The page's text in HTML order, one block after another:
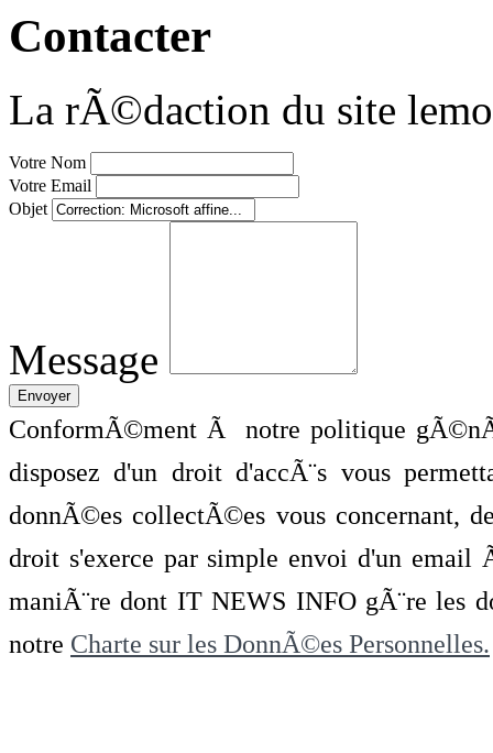
Contacter
La rÃ©daction du site
Votre Nom
Votre Email
Objet
Message
ConformÃ©ment Ã notre politique
disposez d'un droit d'accÃ¨s vous
donnÃ©es collectÃ©es vous concernant,
droit s'exerce par simple envoi d'un
maniÃ¨re dont IT NEWS INFO gÃ¨re les
notre Charte sur les DonnÃ©es Personnelles.